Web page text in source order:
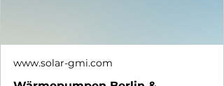
www.solar-gmi.com